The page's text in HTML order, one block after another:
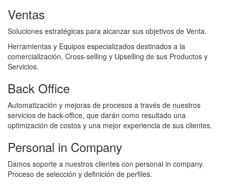
Ventas
Soluciones estratégicas para alcanzar sus objetivos de Venta.
Herramientas y Equipos especializados destinados a la
comercialización, Cross-selling y Upselling de sus Productos y
Servicios.
Back Office
Automatización y mejoras de procesos a través de nuestros
servicios de back-office, que darán como resultado una
optimización de costos y una mejor experiencia de sus clientes.
Personal in Company
Damos soporte a nuestros clientes con personal in company.
Proceso de selección y deﬁnición de perfiles.